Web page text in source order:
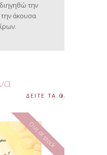
την
άκουσα
ΔΕΙΤΕ ΤΑ ΟΛΑ
Out of stock